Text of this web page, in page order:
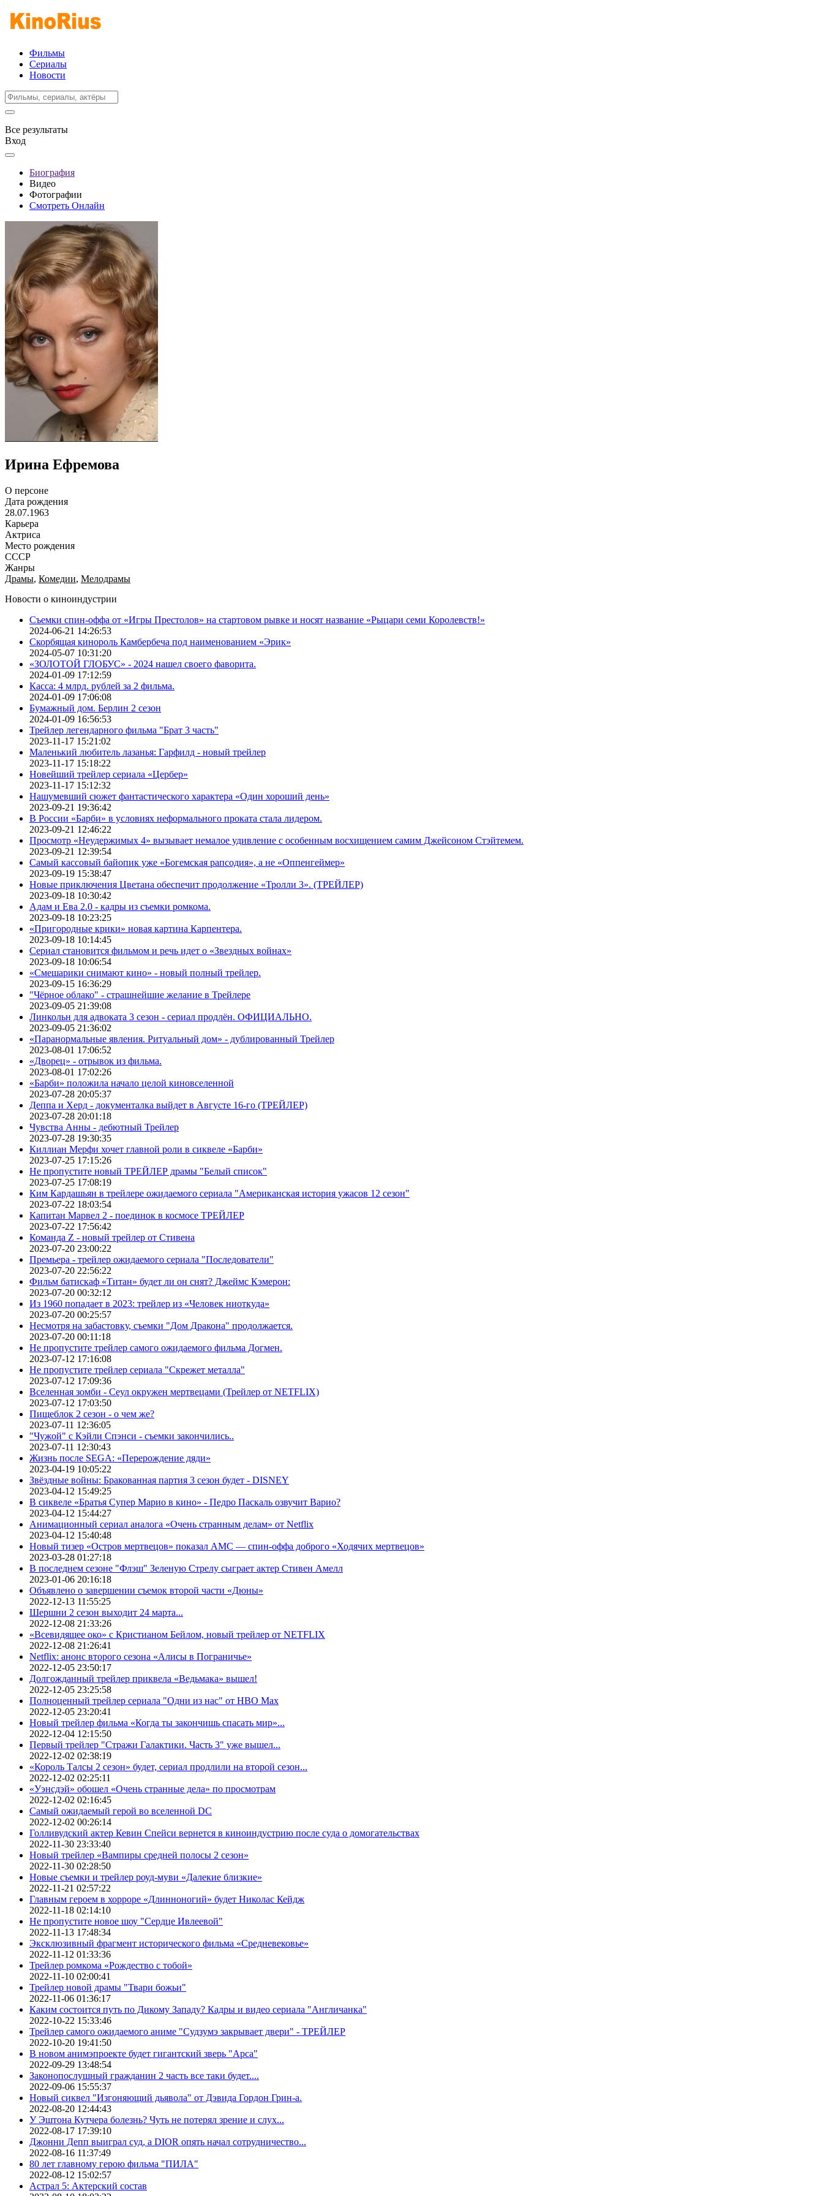
Фильмы
Сериалы
Новости
Все результаты
Вход
Биография
Видео
Фотографии
Смотреть Онлайн
Ирина Ефремова
О персоне
Дата рождения
28.07.1963
Карьера
Актриса
Место рождения
СССР
Жанры
Драмы, Комедии, Мелодрамы
Новости о киноиндустрии
Съемки спин-оффа от «Игры Престолов» на стартовом рывке и носят название «Рыцари семи Королевств!»
2024-06-21 14:26:53
Скорбящая кинороль Камбербеча под наименованием «Эрик»
2024-05-07 10:31:20
«ЗОЛОТОЙ ГЛОБУС» - 2024 нашел своего фаворита.
2024-01-09 17:12:59
Касса: 4 млрд. рублей за 2 фильма.
2024-01-09 17:06:08
Бумажный дом. Берлин 2 сезон
2024-01-09 16:56:53
Трейлер легендарного фильма "Брат 3 часть"
2023-11-17 15:21:02
Маленький любитель лазанья: Гарфилд - новый трейлер
2023-11-17 15:18:22
Новейший трейлер сериала «Цербер»
2023-11-17 15:12:32
Нашумевший сюжет фантастического характера «Один хороший день»
2023-09-21 19:36:42
В России «Барби» в условиях неформального проката стала лидером.
2023-09-21 12:46:22
Просмотр «Неудержимых 4» вызывает немалое удивление с особенным восхищением самим Джейсоном Стэйтемем.
2023-09-21 12:39:54
Самый кассовый байопик уже «Богемская рапсодия», а не «Оппенгеймер»
2023-09-19 15:38:47
Новые приключения Цветана обеспечит продолжение «Тролли 3». (ТРЕЙЛЕР)
2023-09-18 10:30:42
Адам и Ева 2.0 - кадры из съемки ромкома.
2023-09-18 10:23:25
«Пригородные крики» новая картина Карпентера.
2023-09-18 10:14:45
Сериал становится фильмом и речь идет о «Звездных войнах»
2023-09-18 10:06:54
«Смешарики снимают кино» - новый полный трейлер.
2023-09-15 16:36:29
"Чёрное облако" - страшнейшие желание в Трейлере
2023-09-05 21:39:08
Линкольн для адвоката 3 сезон - сериал продлён. ОФИЦИАЛЬНО.
2023-09-05 21:36:02
«Паранормальные явления. Ритуальный дом» - дублированный Трейлер
2023-08-01 17:06:52
«Дворец» - отрывок из фильма.
2023-08-01 17:02:26
«Барби» положила начало целой киновселенной
2023-07-28 20:05:37
Деппа и Херд - документалка выйдет в Августе 16-го (ТРЕЙЛЕР)
2023-07-28 20:01:18
Чувства Анны - дебютный Трейлер
2023-07-28 19:30:35
Киллиан Мерфи хочет главной роли в сиквеле «Барби»
2023-07-25 17:15:26
Не пропустите новый ТРЕЙЛЕР драмы "Белый список"
2023-07-25 17:08:19
Ким Кардашьян в трейлере ожидаемого сериала "Американская история ужасов 12 сезон"
2023-07-22 18:03:54
Капитан Марвел 2 - поединок в космосе ТРЕЙЛЕР
2023-07-22 17:56:42
Команда Z - новый трейлер от Стивена
2023-07-20 23:00:22
Премьера - трейлер ожидаемого сериала "Последователи"
2023-07-20 22:56:22
Фильм батискаф «Титан» будет ли он снят? Джеймс Кэмерон:
2023-07-20 00:32:12
Из 1960 попадает в 2023: трейлер из «Человек ниоткуда»
2023-07-20 00:25:57
Несмотря на забастовку, съемки "Дом Дракона" продолжается.
2023-07-20 00:11:18
Не пропустите трейлер самого ожидаемого фильма Догмен.
2023-07-12 17:16:08
Не пропустите трейлер сериала "Скрежет металла"
2023-07-12 17:09:36
Вселенная зомби - Сеул окружен мертвецами (Трейлер от NETFLIX)
2023-07-12 17:03:50
Пищеблок 2 сезон - о чем же?
2023-07-11 12:36:05
"Чужой" с Кэйли Спэнси - съемки закончились..
2023-07-11 12:30:43
Жизнь после SEGA: «Перерождение дяди»
2023-04-19 10:05:22
Звёздные войны: Бракованная партия 3 сезон будет - DISNEY
2023-04-12 15:49:25
В сиквеле «Братья Супер Марио в кино» - Педро Паскаль озвучит Варио?
2023-04-12 15:44:27
Анимационный сериал аналога «Очень странным делам» от Netflix
2023-04-12 15:40:48
Новый тизер «Остров мертвецов» показал АМС — спин-оффа доброго «Ходячих мертвецов»
2023-03-28 01:27:18
В последнем сезоне "Флэш" Зеленую Стрелу сыграет актер Стивен Амелл
2023-01-06 20:16:18
Объявлено о завершении съемок второй части «Дюны»
2022-12-13 11:55:25
Шершни 2 сезон выходит 24 марта...
2022-12-08 21:33:26
«Всевидящее око» с Кристианом Бейлом, новый трейлер от NETFLIX
2022-12-08 21:26:41
Netflix: анонс второго сезона «Алисы в Пограничье»
2022-12-05 23:50:17
Долгожданный трейлер приквела «Ведьмака» вышел!
2022-12-05 23:25:58
Полноценный трейлер сериала "Одни из нас" от HBO Max
2022-12-05 23:20:41
Новый трейлер фильма «Когда ты закончишь спасать мир»...
2022-12-04 12:15:50
Первый трейлер "Стражи Галактики. Часть 3" уже вышел...
2022-12-02 02:38:19
«Король Талсы 2 сезон» будет, сериал продлили на второй сезон...
2022-12-02 02:25:11
«Уэнсдэй» обошел «Очень странные дела» по просмотрам
2022-12-02 02:16:45
Самый ожидаемый герой во вселенной DC
2022-12-02 00:26:14
Голливудский актер Кевин Спейси вернется в киноиндустрию после суда о домогательствах
2022-11-30 23:33:40
Новый трейлер «Вампиры средней полосы 2 сезон»
2022-11-30 02:28:50
Новые съемки и трейлер роуд-муви «Далекие близкие»
2022-11-21 02:57:22
Главным героем в хорроре «Длинноногий» будет Николас Кейдж
2022-11-18 02:14:10
Не пропустите новое шоу "Сердце Ивлеевой"
2022-11-13 17:48:34
Эксклюзивный фрагмент исторического фильма «Средневековье»
2022-11-12 01:33:36
Трейлер ромкома «Рождество с тобой»
2022-11-10 02:00:41
Трейлер новой драмы "Твари божьи"
2022-11-06 01:36:17
Каким состоится путь по Дикому Западу? Кадры и видео сериала "Англичанка"
2022-10-22 15:33:46
Трейлер самого ожидаемого аниме "Судзумэ закрывает двери" - ТРЕЙЛЕР
2022-10-20 19:41:50
В новом анимэпроекте будет гигантский зверь "Арса"
2022-09-29 13:48:54
Законопослушный гражданин 2 часть все таки будет....
2022-09-06 15:55:37
Новый сиквел "Изгоняющий дьявола" от Дэвида Гордон Грин-а.
2022-08-20 12:44:43
У Эштона Кутчера болезнь? Чуть не потерял зрение и слух...
2022-08-17 17:39:10
Джонни Депп выиграл суд, а DIOR опять начал сотрудничество...
2022-08-16 11:37:49
80 лет главному герою фильма "ПИЛА"
2022-08-12 15:02:57
Астрал 5: Актерский состав